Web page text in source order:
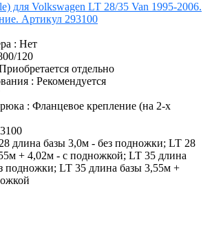
для Volkswagen LT 28/35 Van 1995-2006.
Артикул 293100
: Нет
120
отдельно
: Рекомендуется
: Фланцевое крепление (на 2-х
длина базы 3,0м - без подножки; LT 28
+ 4,02м - с подножкой; LT 35 длина
подножки; LT 35 длина базы 3,55м +